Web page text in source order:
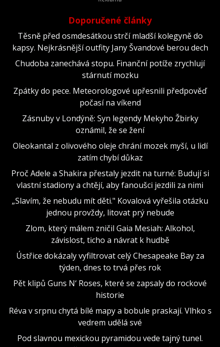
Doporučené články
Těsně před osmdesátkou strčí mladší kolegyně do
kapsy. Nejkrásnější outfity Jany Švandové berou dech
Chudoba zanechává stopu. Finanční potíže zrychlují
stárnutí mozku
Zpátky do pece. Meteorologové upřesnili předpověď
počasí na víkend
Zásnuby v Londýně: Syn legendy Mekyho Žbirky
oznámil, že se žení
Oleokantal z olivového oleje chrání mozek myší, u lidí
zatím chybí důkaz
Proč Adele a Shakira přestaly jezdit na turné: Budují si
vlastní stadiony a chtějí, aby fanoušci jezdili za nimi
„Slavím, že nebudu mít děti." Kovalová vyřešila otázku
jednou provždy, litovat prý nebude
Zlom, který málem zničil Gaia Mesiah: Alkohol,
závislost, ticho a návrat k hudbě
Ústřice dokázaly vyfiltrovat celý Chesapeake Bay za
týden, dnes to trvá přes rok
Pět klipů Guns N‘ Roses, které se zapsaly do rockové
historie
Réva v srpnu chytá bílé mapy a bobule praskají. Vlhko s
vedrem udělá své
Pod slavnou mexickou pyramidou vede tajný tunel.